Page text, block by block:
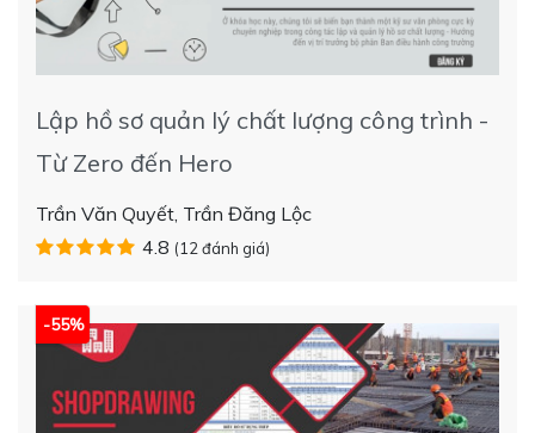
Lập hồ sơ quản lý chất lượng công trình -
Từ Zero đến Hero
Trần Văn Quyết, Trần Đăng Lộc
4.8 (12 đánh giá)
-55%